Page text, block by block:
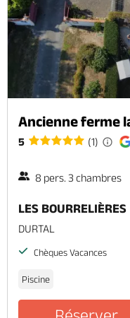
Ancienne ferme
5 (1)
8 pers. 3 chambres
LES BOURRELIÈRES
DURTAL
Chèques Vacances
Piscine